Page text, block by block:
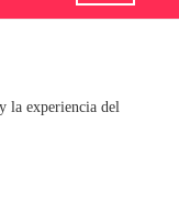
la experiencia del